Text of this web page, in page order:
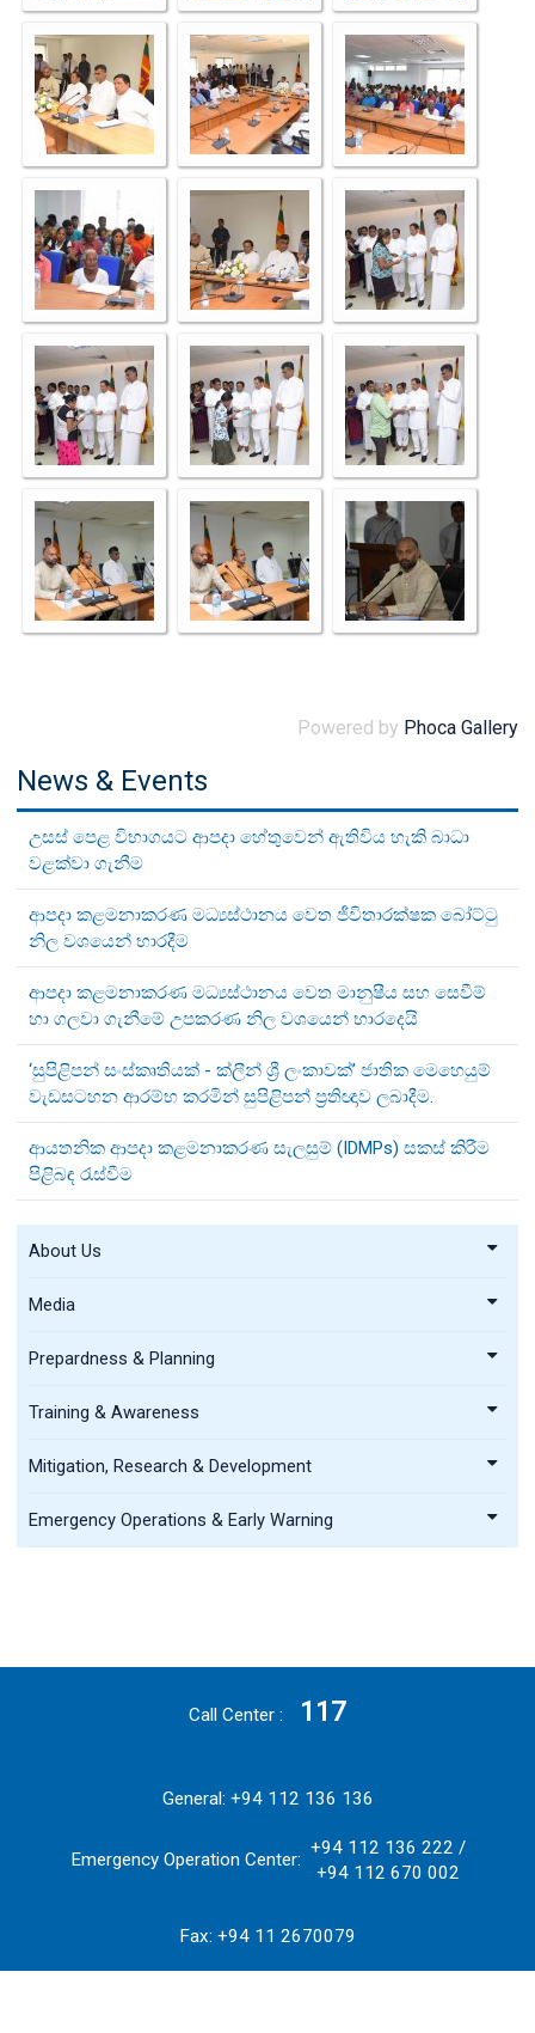
Powered by Phoca Gallery
News & Events
උසස් පෙළ විභාගයට ආපදා හේතුවෙන් ඇතිවිය හැකි බාධා
වළක්වා ගැනීම
ආපදා කළමනාකරණ මධ්‍යස්ථානය වෙත ජීවිතාරක්ෂක බෝට්ටු
නිල වශයෙන් භාරදීම
ආපදා කළමනාකරණ මධ්‍යස්ථානය වෙත මානුෂීය සහ සෙවීම්
හා ගලවා ගැනීමේ උපකරණ නිල වශයෙන් භාරදෙයි
‘සුපිළිපන් සංස්කෘතියක් - ක්ලීන් ශ්‍රී ලංකාවක්’ ජාතික මෙහෙයුම්
වැඩසටහන ආරම්භ කරමින් සුපිළිපන් ප්‍රතිඥාව ලබාදීම.
ආයතනික ආපදා කළමනාකරණ සැලසුම් (IDMPs) සකස් කිරීම
පිළිබඳ රැස්වීම
About Us
Media
Prepardness & Planning
Training & Awareness
Mitigation, Research & Development
Emergency Operations & Early Warning
Call Center 117
General: +94 112 136 136
Emergency Operation Center:
+94 112 136 222 /
+94 112 670 002
Fax: +94 11 2670079